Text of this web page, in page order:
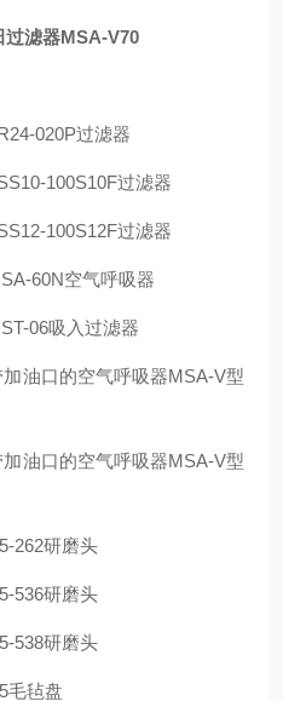
滤器MSA-V70
020P过滤器
100S10F过滤器
100S12F过滤器
60N空气呼吸器
06吸入过滤器
油口的空气呼吸器MSA-V型
油口的空气呼吸器MSA-V型
262研磨头
536研磨头
538研磨头
毛毡盘